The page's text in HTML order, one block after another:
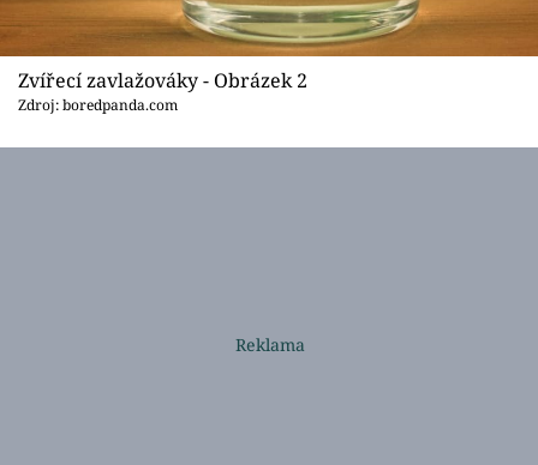
Zvířecí zavlažováky - Obrázek 2
Zdroj: boredpanda.com